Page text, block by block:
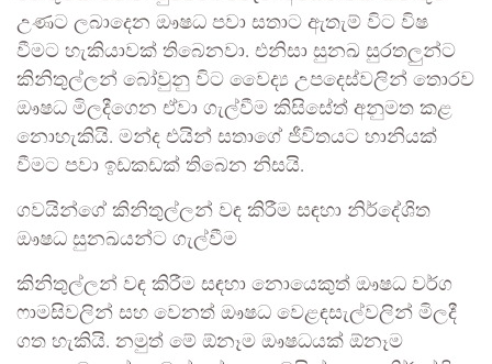
උණට ලබාදෙන ඖෂධ පවා සතාට ඇතැම් විට විෂ
වීමට හැකියාවක් තිබෙනවා. එනිසා සුනඛ සුරතලුන්ට
කිනිතුල්ලන් බෝවුනු විට වෛද්‍ය උපදෙස්වලින් තොරව
ඖෂධ මිලදීගෙන ඒවා ගැල්වීම කිසිසේත් අනුමත කළ
නොහැකියි. මන්ද එයින් සතාගේ ජීවිතයට හානියක්
වීමට පවා ඉඩකඩක් තිබෙන නිසයි.
ගවයින්ගේ කිනිතුල්ලන් වඳ කිරීම සඳහා නිර්දේශිත
ඖෂධ සුනඛයන්ට ගැල්වීම
කිනිතුල්ලන් වඳ කිරීම සඳහා නොයෙකුත් ඖෂධ වර්ග
ෆාමසිවලින් සහ වෙනත් ඖෂධ වෙළඳසැල්වලින් මිලදී
ගත හැකියි. නමුත් මේ ඕනෑම ඖෂධයක් ඕනෑම